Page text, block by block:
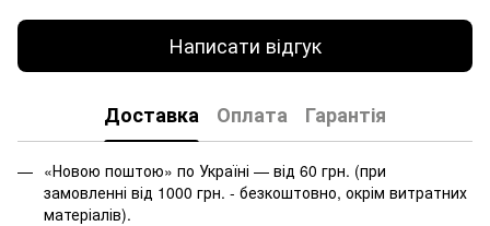
Написати відгук
Доставка Оплата Гарантія
«Новою поштою» по Україні — від 60 грн. (при
замовленні від 1000 грн. - безкоштовно, окрім витратних
матеріалів).